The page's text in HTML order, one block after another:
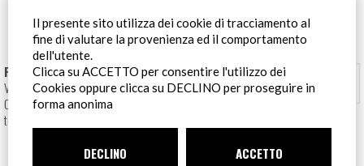
Il presente sito utilizza dei cookie di tracciamento al
fine di valutare la provenienza ed il comportamento
dell'utente.
Clicca su ACCETTO per consentire l'utilizzo dei
Cookies oppure clicca su DECLINO per proseguire in
forma anonima
DECLINO ACCETTO
Filiale Roma
Via Pontina 583
00128 Roma (RM)
tel
INDICAZIONI